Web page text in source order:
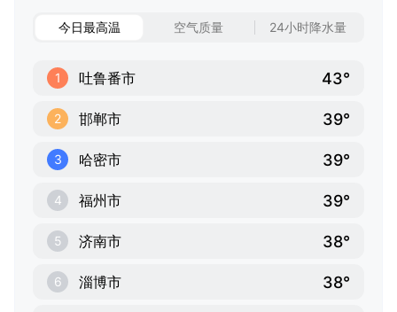
今日最高温 空气质量 24小时降水量
1 吐鲁番市 43°
2 邯郸市 39°
3 哈密市 39°
4 福州市 39°
5 济南市 38°
6 淄博市 38°